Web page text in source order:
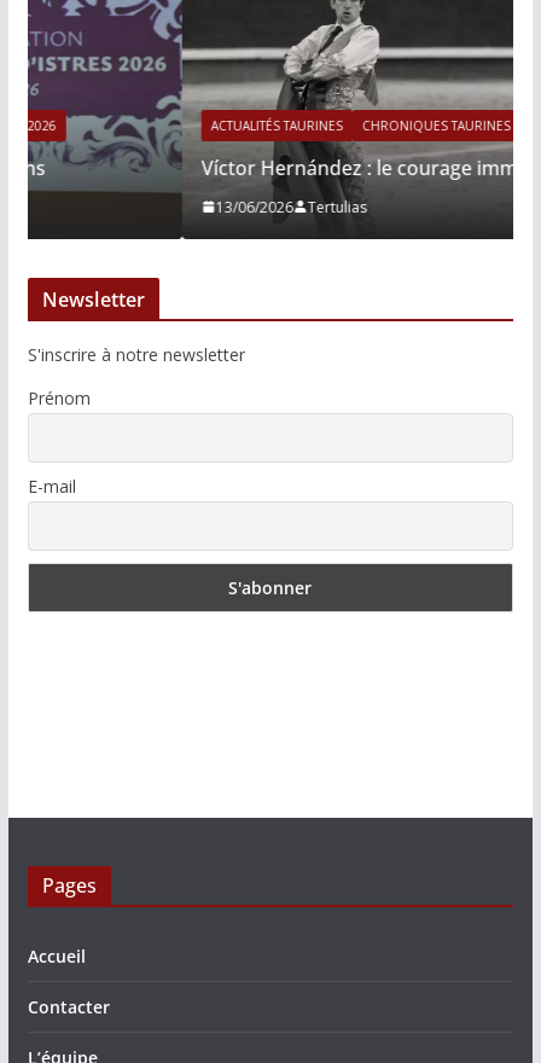
ACTUALITÉS TAURINES CHRONIQUES TAURINES 2026
Víctor Hernández : le courage immobile
Tertulias
Newsletter
S'inscrire à notre newsletter
Prénom
E-mail
Pages
Accueil
Contacter
L’équipe